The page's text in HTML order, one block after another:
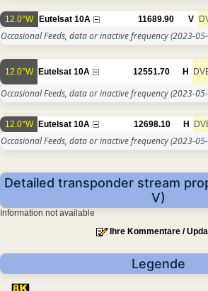
12.0°W Eutelsat 10A 11689.90 V
Occasional Feeds, data or inactive frequency(2023-
12.0°W Eutelsat 10A 12551.70 H
Occasional Feeds, data or inactive frequency(2023-
12.0°W Eutelsat 10A 12698.10 H
Occasional Feeds, data or inactive frequency(2023-
Detailed transponder stream
V)
Information not available
Ihre Kommentare /
Legende